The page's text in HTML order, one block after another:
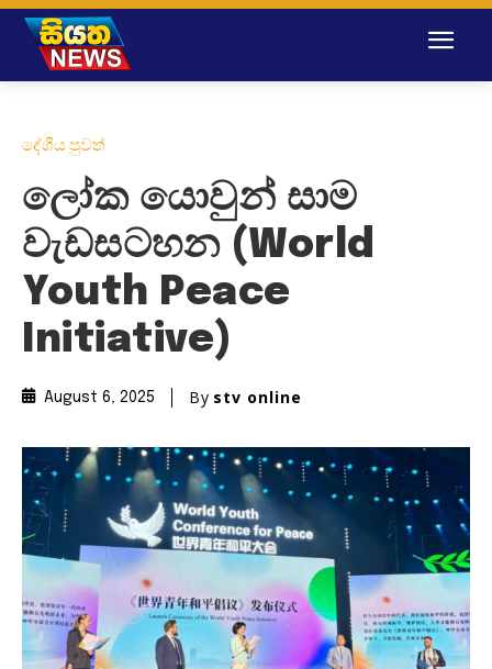
දේශීය පුවත්
ලෝක යොවුන් සාම
වැඩසටහන (World
Youth Peace
Initiative)
August 6, 2025 By stv online